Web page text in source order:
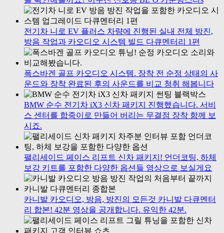
전기차 니로 EV 플러스 차량에 진행된 실내 전체 방진,
방음 작업과 카오디오 시스템 빌드 다큐멘터리 1편
폭스바겐 골프 카오디오 시스템. 장착 전 순정 상태의 사
운드와 장착 완료된 후의 사운드를 비교 청취 해봅니다
BMW 순수 전기차 iX3 신차 패키지 진행했습니다. 서비
스 센터를 합죽이로 만들어 버리는 무결점 장착 함께 보
시죠.
팰리세이드 페이스 리프트 신차 패키지! 언더코팅, 하체
보강 키트를 포함한 다양한 옵션들 영상으로 보실게요
카니발 카오디오, 방음, 방진의 모든것 카니발 다큐멘터
리 합본! 42분 영상을 공개합니다. 유익한 42분.